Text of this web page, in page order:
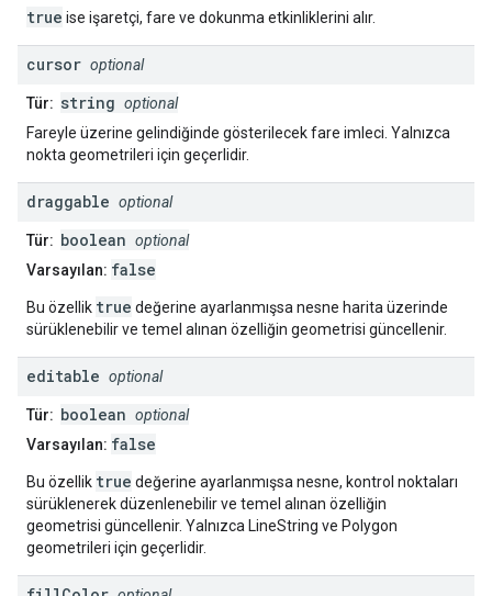
true ise işaretçi, fare ve dokunma etkinliklerini alır.
cursor optional
Tür: string optional
Fareyle üzerine gelindiğinde gösterilecek fare imleci. Yalnızca
nokta geometrileri için geçerlidir.
draggable optional
Tür: boolean optional
Varsayılan: false
Bu özellik true değerine ayarlanmışsa nesne harita üzerinde
sürüklenebilir ve temel alınan özelliğin geometrisi güncellenir.
editable optional
Tür: boolean optional
Varsayılan: false
Bu özellik true değerine ayarlanmışsa nesne, kontrol noktaları
sürüklenerek düzenlenebilir ve temel alınan özelliğin
geometrisi güncellenir. Yalnızca LineString ve Polygon
geometrileri için geçerlidir.